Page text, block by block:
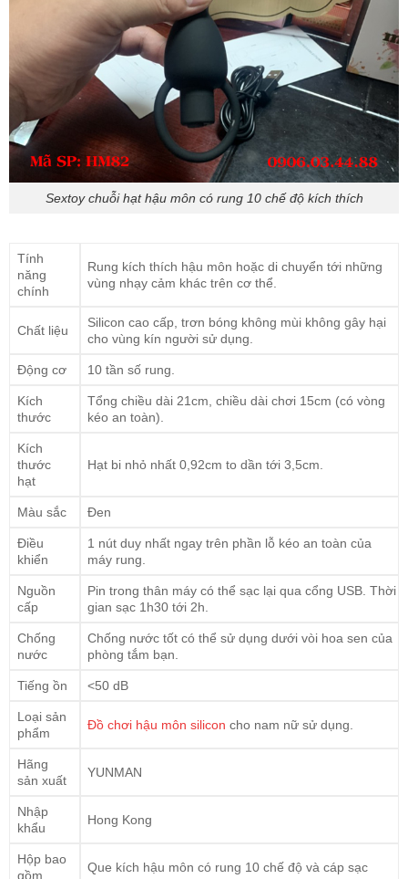
Sextoy chuỗi hạt hậu môn có rung 10 chế độ kích thích
Tính
năng
chính
Rung kích thích hậu môn hoặc di chuyển tới những
vùng nhạy cảm khác trên cơ thể.
Chất liệu
Silicon cao cấp, trơn bóng không mùi không gây hại
cho vùng kín người sử dụng.
Động cơ 10 tần số rung.
Kích
thước
Tổng chiều dài 21cm, chiều dài chơi 15cm (có vòng
kéo an toàn).
Kích
thước
hạt
Hạt bi nhỏ nhất 0,92cm to dần tới 3,5cm.
Màu sắc Đen
Điều
khiển
1 nút duy nhất ngay trên phần lỗ kéo an toàn của
máy rung.
Nguồn
cấp
Pin trong thân máy có thể sạc lại qua cổng USB. Thời
gian sạc 1h30 tới 2h.
Chống
nước
Chống nước tốt có thể sử dụng dưới vòi hoa sen của
phòng tắm bạn.
Tiếng ồn <50 dB
Loại sản
phẩm
Đồ chơi hậu môn silicon cho nam nữ sử dụng.
Hãng
sản xuất
YUNMAN
Nhập
khẩu
Hong Kong
Hộp bao
gồm
Que kích hậu môn có rung 10 chế độ và cáp sạc